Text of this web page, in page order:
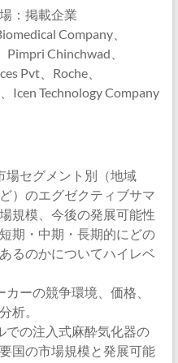
：掲載企業
Company、
Chinchwad、
Pvt、Roche、
Icen Technology Company
場セグメント別（地域
）のエグゼクティブサマ
規模、今後の発展可能性
期・中期・長期的にどの
るのかについてハイレベ
ーの競争環境、価格、
析。
での注入式麻酔気化器の
国の市場規模と発展可能